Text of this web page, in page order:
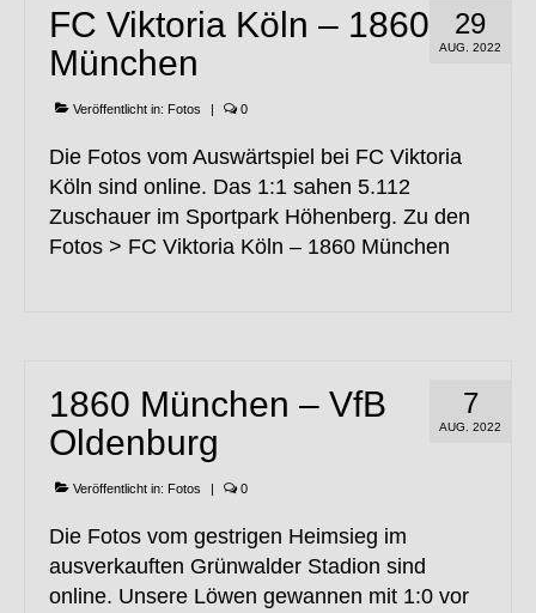
29
AUG. 2022
FC Viktoria Köln – 1860
München
Veröffentlicht in: Fotos | 0
Die Fotos vom Auswärtspiel bei FC Viktoria
Köln sind online. Das 1:1 sahen 5.112
Zuschauer im Sportpark Höhenberg. Zu den
Fotos > FC Viktoria Köln – 1860 München
7
AUG. 2022
1860 München – VfB
Oldenburg
Veröffentlicht in: Fotos | 0
Die Fotos vom gestrigen Heimsieg im
ausverkauften Grünwalder Stadion sind
online. Unsere Löwen gewannen mit 1:0 vor